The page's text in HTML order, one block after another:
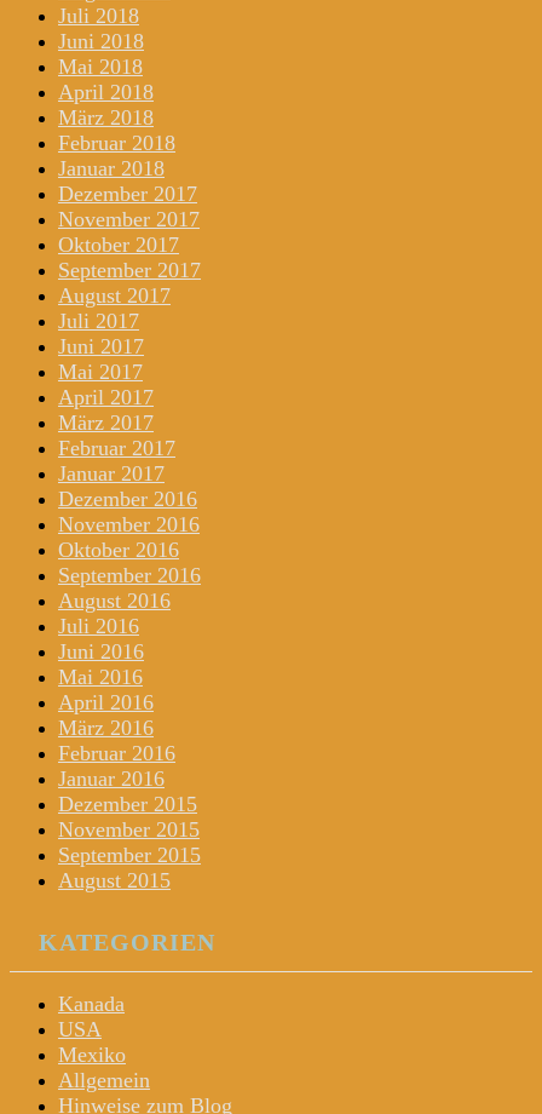
Juli 2018
Juni 2018
Mai 2018
April 2018
März 2018
Februar 2018
Januar 2018
Dezember 2017
November 2017
Oktober 2017
September 2017
August 2017
Juli 2017
Juni 2017
Mai 2017
April 2017
März 2017
Februar 2017
Januar 2017
Dezember 2016
November 2016
Oktober 2016
September 2016
August 2016
Juli 2016
Juni 2016
Mai 2016
April 2016
März 2016
Februar 2016
Januar 2016
Dezember 2015
November 2015
September 2015
August 2015
KATEGORIEN
Kanada
USA
Mexiko
Allgemein
Hinweise zum Blog